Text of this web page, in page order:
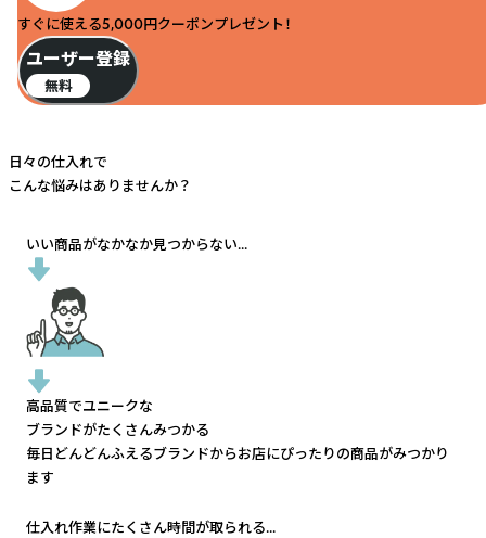
すぐに使える5,000円クーポンプレゼント！
ユーザー登録
無料
日々の仕入れで
こんな悩みはありませんか？
いい商品がなかなか見つからない...
高品質でユニークな
ブランドがたくさんみつかる
毎日どんどんふえるブランドからお店にぴったりの商品がみつかり
ます
仕入れ作業にたくさん時間が取られる...